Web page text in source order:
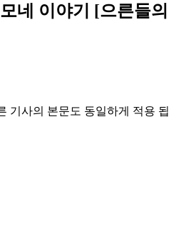
네 이야기 [으른들의
기사의 본문도 동일하게 적용 됩